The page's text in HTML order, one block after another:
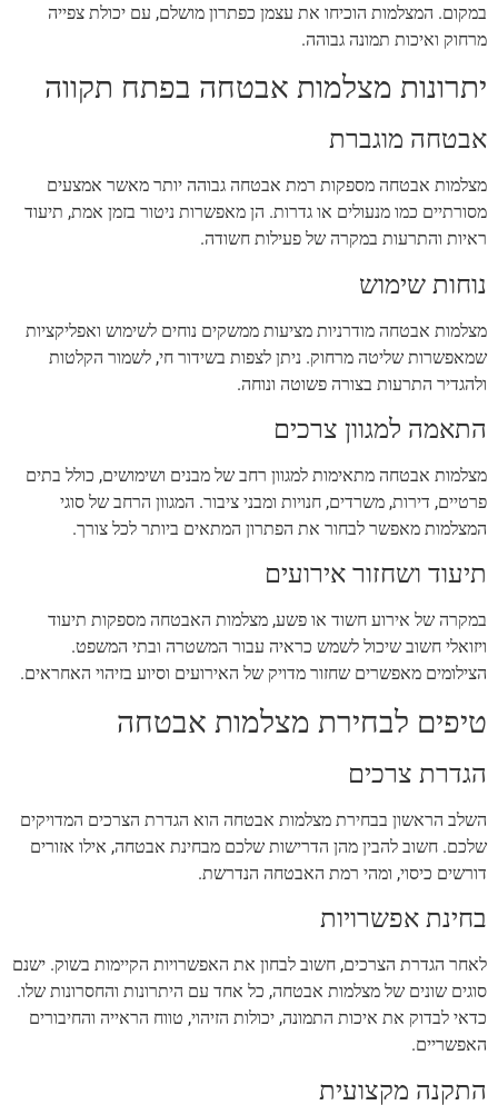
במקום. המצלמות הוכיחו את עצמן כפתרון מושלם, עם יכולת צפייה
מרחוק ואיכות תמונה גבוהה.
יתרונות מצלמות אבטחה בפתח תקווה
אבטחה מוגברת
מצלמות אבטחה מספקות רמת אבטחה גבוהה יותר מאשר אמצעים
מסורתיים כמו מנעולים או גדרות. הן מאפשרות ניטור בזמן אמת, תיעוד
ראיות והתרעות במקרה של פעילות חשודה.
נוחות שימוש
מצלמות אבטחה מודרניות מציעות ממשקים נוחים לשימוש ואפליקציות
שמאפשרות שליטה מרחוק. ניתן לצפות בשידור חי, לשמור הקלטות
ולהגדיר התרעות בצורה פשוטה ונוחה.
התאמה למגוון צרכים
מצלמות אבטחה מתאימות למגוון רחב של מבנים ושימושים, כולל בתים
פרטיים, דירות, משרדים, חנויות ומבני ציבור. המגוון הרחב של סוגי
המצלמות מאפשר לבחור את הפתרון המתאים ביותר לכל צורך.
תיעוד ושחזור אירועים
במקרה של אירוע חשוד או פשע, מצלמות האבטחה מספקות תיעוד
ויזואלי חשוב שיכול לשמש כראיה עבור המשטרה ובתי המשפט.
הצילומים מאפשרים שחזור מדויק של האירועים וסיוע בזיהוי האחראים.
טיפים לבחירת מצלמות אבטחה
הגדרת צרכים
השלב הראשון בבחירת מצלמות אבטחה הוא הגדרת הצרכים המדויקים
שלכם. חשוב להבין מהן הדרישות שלכם מבחינת אבטחה, אילו אזורים
דורשים כיסוי, ומהי רמת האבטחה הנדרשת.
בחינת אפשרויות
לאחר הגדרת הצרכים, חשוב לבחון את האפשרויות הקיימות בשוק. ישנם
סוגים שונים של מצלמות אבטחה, כל אחד עם היתרונות והחסרונות שלו.
כדאי לבדוק את איכות התמונה, יכולות הזיהוי, טווח הראייה והחיבורים
האפשריים.
התקנה מקצועית